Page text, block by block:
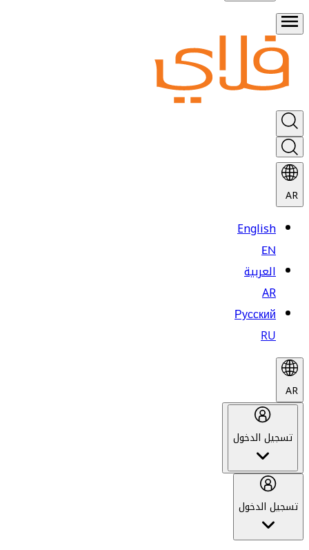
AR
English
EN
العربية
AR
Русский
RU
AR
تسجيل الدخول
تسجيل الدخول